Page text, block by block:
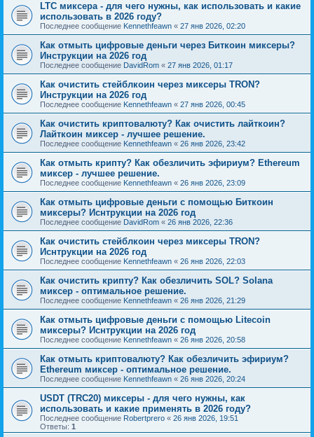
LTC миксера - для чего нужны, как использовать и какие
использовать в 2026 году?
Последнее сообщение Kennethfeawn « 27 янв 2026, 02:20
Как отмыть цифровые деньги через Биткоин миксеры?
Инструкции на 2026 год
Последнее сообщение DavidRom « 27 янв 2026, 01:17
Как очистить стейблкоин через миксеры TRON?
Инструкции на 2026 год
Последнее сообщение Kennethfeawn « 27 янв 2026, 00:45
Как очистить криптовалюту? Как очистить лайткоин?
Лайткоин миксер - лучшее решение.
Последнее сообщение Kennethfeawn « 26 янв 2026, 23:42
Как отмыть крипту? Как обезличить эфириум? Ethereum
миксер - лучшее решение.
Последнее сообщение Kennethfeawn « 26 янв 2026, 23:09
Как отмыть цифровые деньги с помощью Биткоин
миксеры? Иснтрукции на 2026 год
Последнее сообщение DavidRom « 26 янв 2026, 22:36
Как очистить стейблкоин через миксеры TRON?
Иснтрукции на 2026 год
Последнее сообщение Kennethfeawn « 26 янв 2026, 22:03
Как очистить крипту? Как обезличить SOL? Solana
миксер - оптимальное решение.
Последнее сообщение Kennethfeawn « 26 янв 2026, 21:29
Как отмыть цифровые деньги с помощью Litecoin
миксеры? Иснтрукции на 2026 год
Последнее сообщение Kennethfeawn « 26 янв 2026, 20:58
Как отмыть криптовалюту? Как обезличить эфириум?
Ethereum миксер - оптимальное решение.
Последнее сообщение Kennethfeawn « 26 янв 2026, 20:24
USDT (TRC20) миксеры - для чего нужны, как
использовать и какие применять в 2026 году?
Последнее сообщение Robertprero « 26 янв 2026, 19:51
Ответы: 1